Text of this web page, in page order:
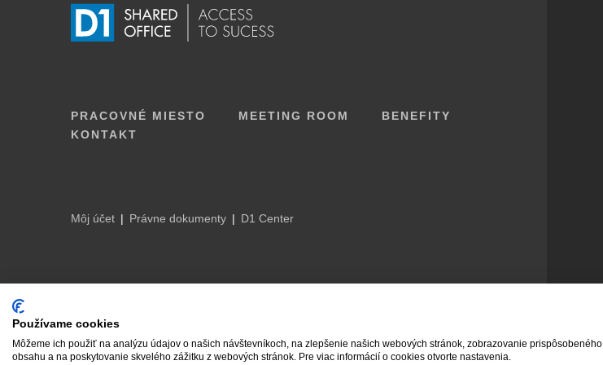
PRACOVNÉ MIESTO MEETING ROOM
BENEFITY
KONTAKT
Môj účet Právne dokumenty D1 Center
Používame cookies
Môžeme ich použiť na analýzu údajov o našich návštevníkoch, na zlepšenie našich webových stránok, zobrazovanie prispôsobeného
obsahu a na poskytovanie skvelého zážitku z webových stránok. Pre viac informácií o cookies otvorte nastavenia.